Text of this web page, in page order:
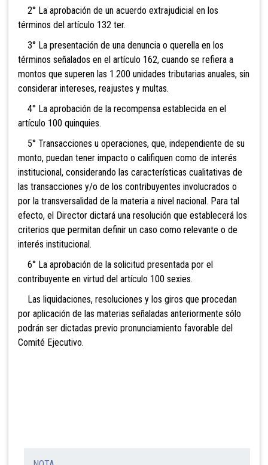
2° La aprobación de un acuerdo extrajudicial en los
términos del artículo 132 ter.
3° La presentación de una denuncia o querella en los
términos señalados en el artículo 162, cuando se refiera a
montos que superen las 1.200 unidades tributarias anuales, sin
considerar intereses, reajustes y multas.
4° La aprobación de la recompensa establecida en el
artículo 100 quinquies.
5° Transacciones u operaciones, que, independiente de su
monto, puedan tener impacto o califiquen como de interés
institucional, considerando las características cualitativas de
las transacciones y/o de los contribuyentes involucrados o
por la transversalidad de la materia a nivel nacional. Para tal
efecto, el Director dictará una resolución que establecerá los
criterios que permitan definir un caso como relevante o de
interés institucional.
6° La aprobación de la solicitud presentada por el
contribuyente en virtud del artículo 100 sexies.
Las liquidaciones, resoluciones y los giros que procedan
por aplicación de las materias señaladas anteriormente sólo
podrán ser dictadas previo pronunciamiento favorable del
Comité Ejecutivo.